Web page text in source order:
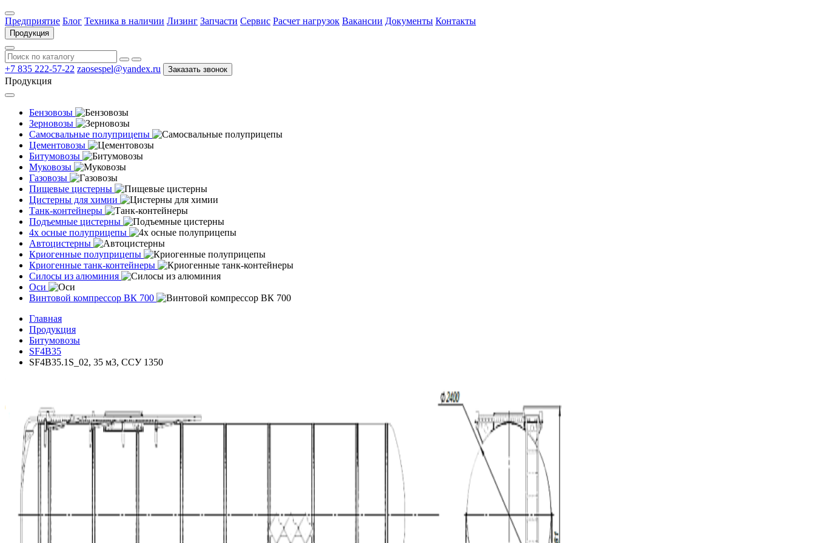
Предприятие Блог Техника в наличии Лизинг Запчасти Сервис Расчет нагрузок Вакансии Документы Контакты
Продукция
+7 835 222-57-22 zaosespel@yandex.ru Заказать звонок
Продукция
Бензовозы
Зерновозы
Самосвальные полуприцепы
Цементовозы
Битумовозы
Муковозы
Газовозы
Пищевые цистерны
Цистерны для химии
Танк-контейнеры
Подъемные цистерны
4х осные полуприцепы
Автоцистерны
Криогенные полуприцепы
Криогенные танк-контейнеры
Силосы из алюминия
Оси
Винтовой компрессор ВК 700
Главная
Продукция
Битумовозы
SF4B35
SF4B35.1S_02, 35 м3, ССУ 1350